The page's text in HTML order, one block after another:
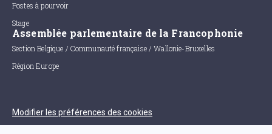
Postes à pourvoir
Stage
Assemblée parlementaire de la Francophonie
Section Belgique / Communauté française / Wallonie-Bruxelles
Région Europe
Modifier les préférences des cookies